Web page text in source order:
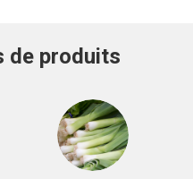
de produits